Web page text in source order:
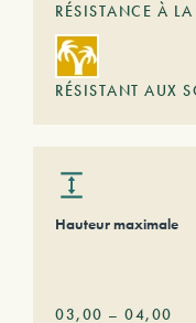
RÉSISTANCE À
RÉSISTANT AUX
Hauteur maximale
03,00 – 04,00